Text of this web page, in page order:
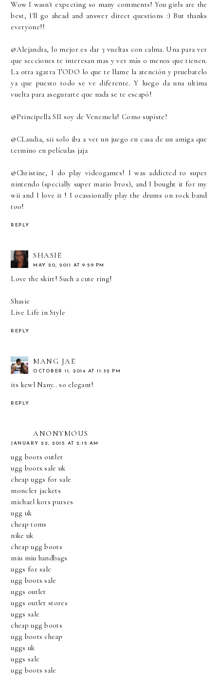
Wow I wasn't expecting so many comments! You girls are the
best, I'll go ahead and answer direct questions :) But thanks
everyone!!
@Alejandra, lo mejor es dar 3 vueltas con calma. Una para ver
que secciones te interesan mas y ver más o menos que tienen.
La otra agarra TODO lo que te llame la atención y pruebatelo
ya que puesto todo se ve diferente. Y luego da una ultima
vuelta para asegurarte que nada se te escapó!
@Principella SII soy de Venezuela! Como supiste?
@CLaudia, sii solo iba a ver un juego en casa de un amiga que
termino en películas jaja
@Christine, I do play videogames! I was addicted to super
nintendo (specially super mario bros), and I bought it for my
wii and I love it ! I ocassionally play the drums on rock band
too!
REPLY
SHASIE
MAY 20, 2011 AT 9:59 PM
Love the skirt! Such a cute ring!
Shasie
Live Life in Style
REPLY
MANG JAE
OCTOBER 11, 2014 AT 11:32 PM
its kewl Nany.. so elegant!
REPLY
ANONYMOUS
JANUARY 22, 2015 AT 2:15 AM
ugg boots outlet
ugg boots sale uk
cheap uggs for sale
moncler jackets
michael kors purses
ugg uk
cheap toms
nike uk
cheap ugg boots
miu miu handbags
uggs for sale
ugg boots sale
uggs outlet
uggs outlet stores
uggs sale
cheap ugg boots
ugg boots cheap
uggs uk
uggs sale
ugg boots sale